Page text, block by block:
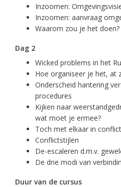
Inzoomen:
Inzoomen: aanvraag
Waarom zou je het doen?
Dag 2
Wicked problems in het
Hoe organiseer je het, at
Onderscheid hantering
procedures
Kijken naar
wat moet je ermee?
Toch met elkaar in
Conflictstijlen
De-escaleren d.m.v.
De drie modi van
Duur van de cursus